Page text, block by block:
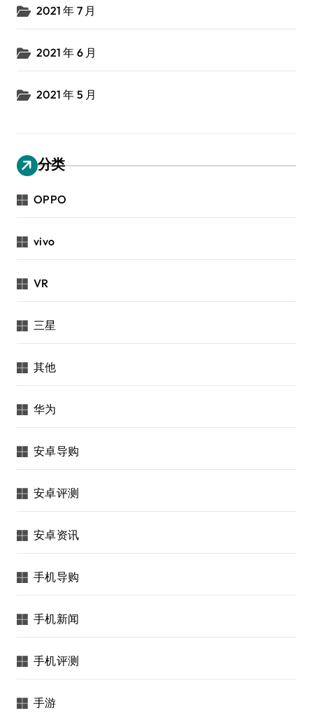
2021 年 7 月
2021 年 6 月
2021 年 5 月
分类
OPPO
vivo
VR
三星
其他
华为
安卓导购
安卓评测
安卓资讯
手机导购
手机新闻
手机评测
手游